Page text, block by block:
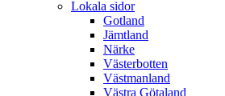
Lokala sidor
Gotland
Jämtland
Närke
Västerbotten
Västmanland
Västra Götaland